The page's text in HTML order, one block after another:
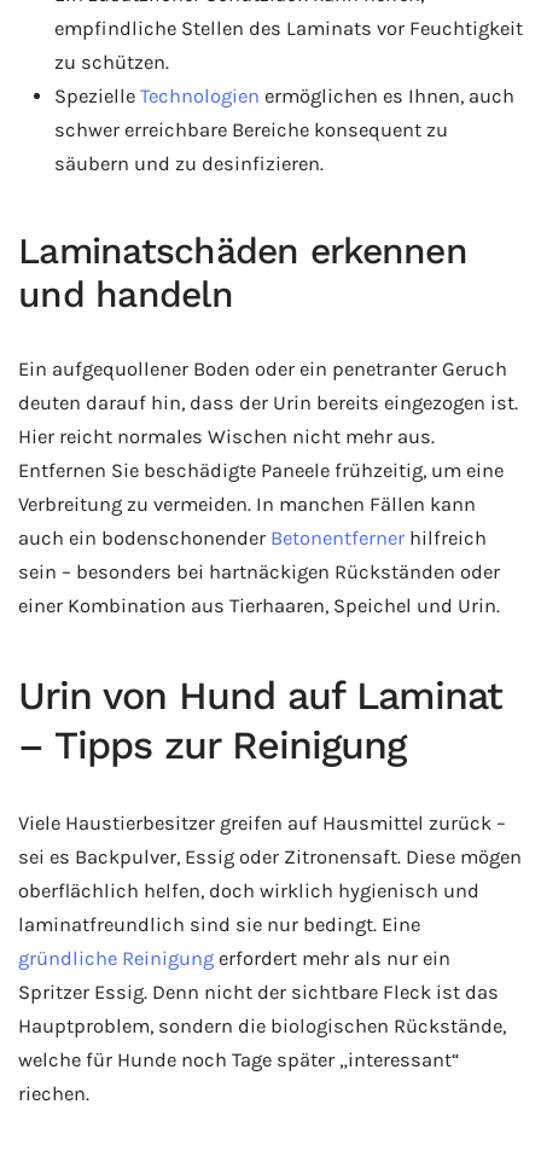
empfindliche Stellen des Laminats vor Feuchtigkeit
zu schützen.
Spezielle Technologien ermöglichen es Ihnen, auch
schwer erreichbare Bereiche konsequent zu
säubern und zu desinfizieren.
Laminatschäden erkennen
und handeln
Ein aufgequollener Boden oder ein penetranter Geruch
deuten darauf hin, dass der Urin bereits eingezogen ist.
Hier reicht normales Wischen nicht mehr aus.
Entfernen Sie beschädigte Paneele frühzeitig, um eine
Verbreitung zu vermeiden. In manchen Fällen kann
auch ein bodenschonender Betonentferner hilfreich
sein – besonders bei hartnäckigen Rückständen oder
einer Kombination aus Tierhaaren, Speichel und Urin.
Urin von Hund auf Laminat
– Tipps zur Reinigung
Viele Haustierbesitzer greifen auf Hausmittel zurück –
sei es Backpulver, Essig oder Zitronensaft. Diese mögen
oberflächlich helfen, doch wirklich hygienisch und
laminatfreundlich sind sie nur bedingt. Eine
gründliche Reinigung erfordert mehr als nur ein
Spritzer Essig. Denn nicht der sichtbare Fleck ist das
Hauptproblem, sondern die biologischen Rückstände,
welche für Hunde noch Tage später „interessant“
riechen.